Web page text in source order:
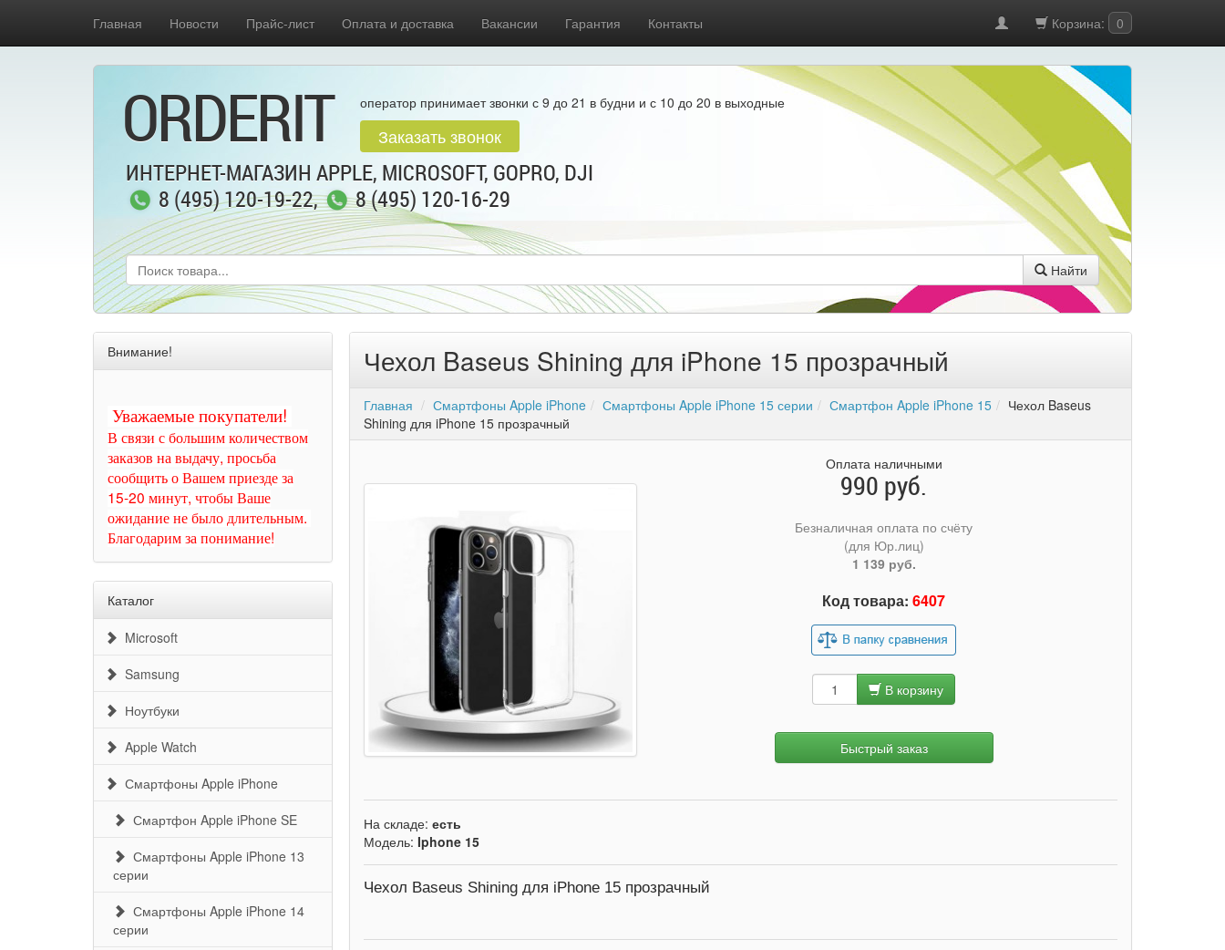
Главная Новости Прайс-лист Оплата и доставка Вакансии Гарантия Контакты Корзина: 0
ORDERIT оператор принимает звонки с 9 до 21 в будни и с 10 до 20 в выходные
Заказать звонок
ИНТЕРНЕТ-МАГАЗИН APPLE, MICROSOFT, GOPRO, DJI
8 (495) 120-19-22, 8 (495) 120-16-29
Найти
Внимание!
Уважаемые покупатели!
В связи с большим количеством
заказов на выдачу, просьба
сообщить о Вашем приезде за
15-20 минут, чтобы Ваше
ожидание не было длительным.
Благодарим за понимание!
Каталог
Microsoft
Samsung
Ноутбуки
Apple Watch
Смартфоны Apple iPhone
Смартфон Apple iPhone SE
Смартфоны Apple iPhone 13
серии
Смартфоны Apple iPhone 14
серии
Чехол Baseus Shining для iPhone 15 прозрачный
Главная Смартфоны Apple iPhone Смартфоны Apple iPhone 15 серии Смартфон Apple iPhone 15
Чехол Baseus
Shining для iPhone 15 прозрачный
Оплата наличными
990 руб.
Безналичная оплата по счёту
(для Юр.лиц)
1 139 руб.
Код товара:6407
В корзину
Быстрый заказ
На складе: есть
Модель: Iphone 15
Чехол Baseus Shining для iPhone 15 прозрачный